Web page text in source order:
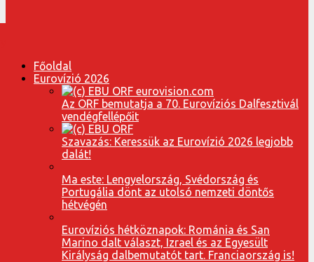
Főoldal
Eurovízió 2026
Az ORF bemutatja a 70. Eurovíziós Dalfesztivál
vendégfellépőit
Szavazás: Keressük az Eurovízió 2026 legjobb
dalát!
Ma este: Lengyelország, Svédország és
Portugália dönt az utolsó nemzeti döntős
hétvégén
Eurovíziós hétköznapok: Románia és San
Marino dalt választ, Izrael és az Egyesült
Királyság dalbemutatót tart. Franciaország is!